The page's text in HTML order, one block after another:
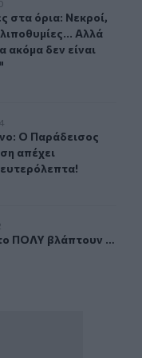
στα όρια: Νεκροί,
στα όρια: Νεκροί,
Αλλά
ακόμα δεν είναι
την Κόλαση απέχει
Ο Παράδεισος απ’
Ο Παράδεισος
απέχει
το ΠΟΛΥ βλάπτουν …
ΠΟΛΥ βλάπτουν …